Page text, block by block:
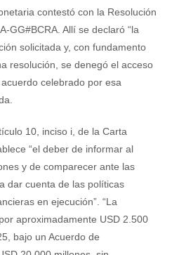
contestó con la Resolución
GG#BCRA. Allí se declaró “la
solicitada y, con fundamento
resolución, se denegó el acceso
celebrado por esa
10, inciso i, de la Carta
“el deber de informar al
y de comparecer ante las
dar cuenta de las políticas
en ejecución”. “La
aproximadamente USD 2.500
bajo un Acuerdo de